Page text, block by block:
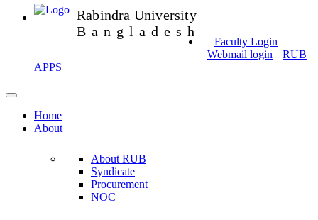
Rabindra University
Bangladesh
Faculty Login
Webmail login
RUB
APPS
Home
About
About RUB
Syndicate
Procurement
NOC